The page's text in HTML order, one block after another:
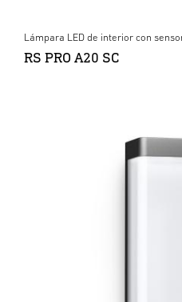
Lámpara LED de interior con
RS PRO A20 SC